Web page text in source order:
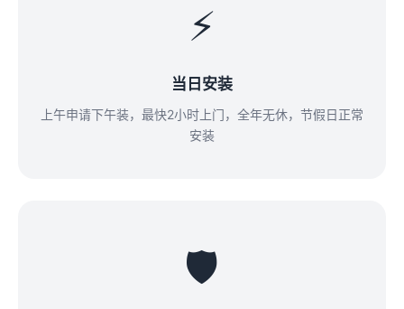
⚡
当日安装
上午申请下午装，最快2小时上门，全年无休，节假日正常
安装
🛡️